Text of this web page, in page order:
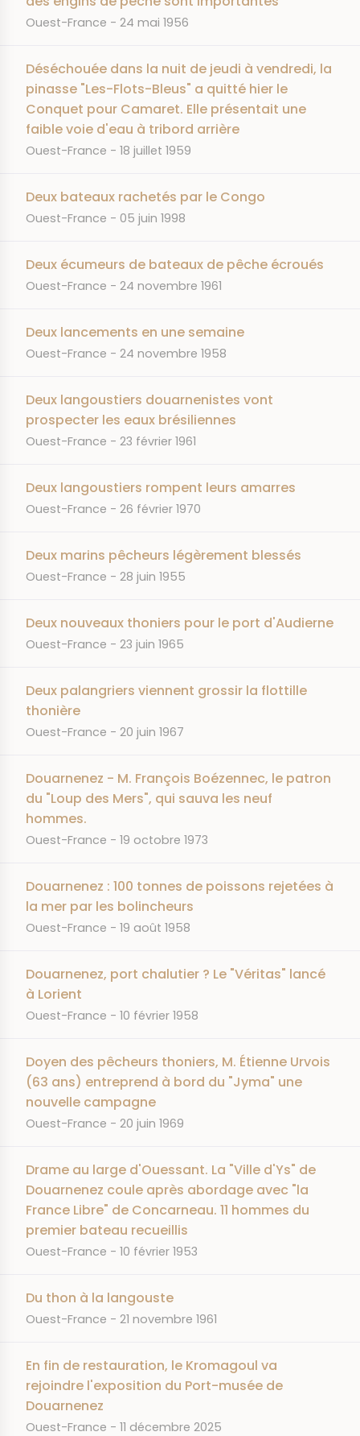
JOURNAL
Ouest-France DATE
24 mai 1956
Déséchouée dans la nuit de jeudi à vendredi, la
pinasse "Les-Flots-Bleus" a quitté hier le
Conquet pour Camaret. Elle présentait une
faible voie d'eau à tribord arrière
JOURNAL
Ouest-France DATE
18 juillet 1959
Deux bateaux rachetés par le Congo
JOURNAL
Ouest-France DATE
05 juin 1998
Deux écumeurs de bateaux de pêche écroués
JOURNAL
Ouest-France DATE
24 novembre 1961
Deux lancements en une semaine
JOURNAL
Ouest-France DATE
24 novembre 1958
Deux langoustiers douarnenistes vont
prospecter les eaux brésiliennes
JOURNAL
Ouest-France DATE
23 février 1961
Deux langoustiers rompent leurs amarres
JOURNAL
Ouest-France DATE
26 février 1970
Deux marins pêcheurs légèrement blessés
JOURNAL
Ouest-France DATE
28 juin 1955
Deux nouveaux thoniers pour le port d'Audierne
JOURNAL
Ouest-France DATE
23 juin 1965
Deux palangriers viennent grossir la flottille
thonière
JOURNAL
Ouest-France DATE
20 juin 1967
Douarnenez - M. François Boézennec, le patron
du "Loup des Mers", qui sauva les neuf
hommes.
JOURNAL
Ouest-France DATE
19 octobre 1973
Douarnenez : 100 tonnes de poissons rejetées à
la mer par les bolincheurs
JOURNAL
Ouest-France DATE
19 août 1958
Douarnenez, port chalutier ? Le "Véritas" lancé
à Lorient
JOURNAL
Ouest-France DATE
10 février 1958
Doyen des pêcheurs thoniers, M. Étienne Urvois
(63 ans) entreprend à bord du "Jyma" une
nouvelle campagne
JOURNAL
Ouest-France DATE
20 juin 1969
Drame au large d'Ouessant. La "Ville d'Ys" de
Douarnenez coule après abordage avec "la
France Libre" de Concarneau. 11 hommes du
premier bateau recueillis
JOURNAL
Ouest-France DATE
10 février 1953
Du thon à la langouste
JOURNAL
Ouest-France DATE
21 novembre 1961
En fin de restauration, le Kromagoul va
rejoindre l'exposition du Port-musée de
Douarnenez
JOURNAL
Ouest-France DATE
11 décembre 2025